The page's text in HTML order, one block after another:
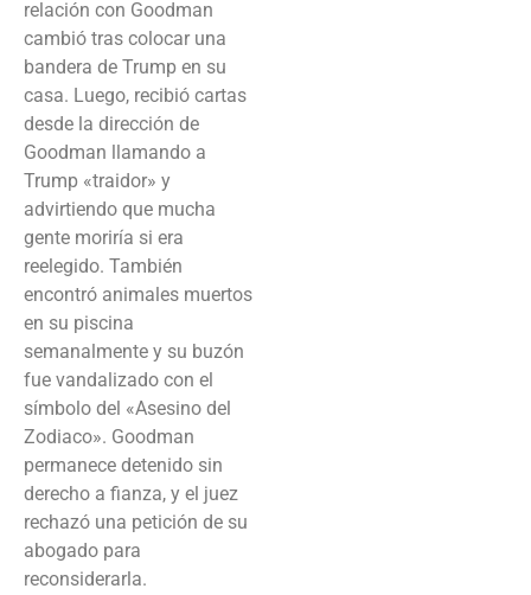
relación con Goodman
cambió tras colocar una
bandera de Trump en su
casa. Luego, recibió cartas
desde la dirección de
Goodman llamando a
Trump «traidor» y
advirtiendo que mucha
gente moriría si era
reelegido. También
encontró animales muertos
en su piscina
semanalmente y su buzón
fue vandalizado con el
símbolo del «Asesino del
Zodiaco». Goodman
permanece detenido sin
derecho a fianza, y el juez
rechazó una petición de su
abogado para
reconsiderarla.